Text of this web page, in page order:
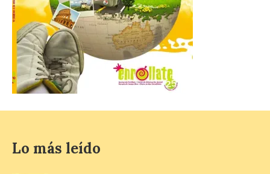
León a la cabeza de la lista
del nuevo ranking de
Billionhands que revela
los diez destinos y locales
preferidos por los
consumidores para
verano.
Lo más leído